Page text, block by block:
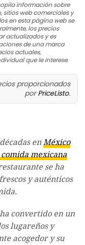
información sobre
sitios web comerciales y
en esta página web se
los precios
actualizados y es
de una marca
actuales,
que le interese.
proporcionados
porPriceListo.
en México
mexicana
se ha
y auténticos
convertido en un
lugareños y
acogedor y su